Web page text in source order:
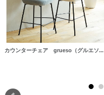
カウンターチェア grueso（グルエソ...